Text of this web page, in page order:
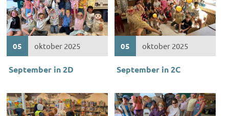
05 oktober 2025
September in 2D
05 oktober 2025
September in 2C